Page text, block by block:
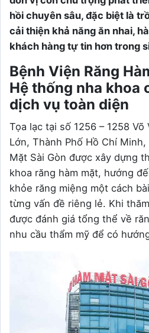
hồi chuyên sâu, đặc biệt là
cải thiện khả năng ăn nhai,
khách hàng tự tin hơn trong
Bệnh Viện Răng
Hệ thống nha khoa
dịch vụ toàn diện
Tọa lạc tại số 1256 – 1258
Lớn, Thành Phố Hồ Chí
Mặt Sài Gòn được xây dựng
khoa răng hàm mặt, hướng
khỏe răng miệng một cách
từng vấn đề riêng lẻ. Khi
được đánh giá tổng thể về
nhu cầu thẩm mỹ để có